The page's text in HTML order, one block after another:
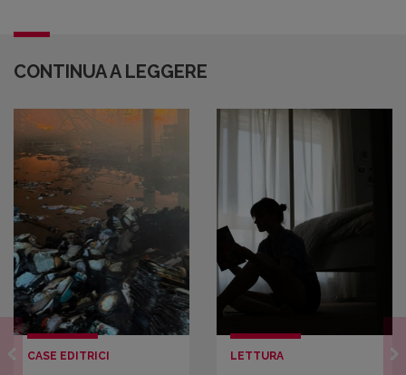
CONTINUA A LEGGERE
CASE EDITRICI LETTURA